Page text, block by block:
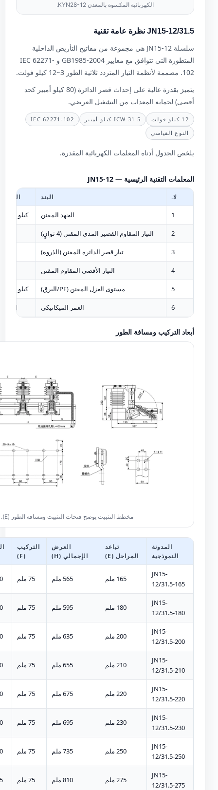
الكهربائية المكسوة بالمعدن KYN28-12.
JN15-12/31.5 نظرة عامة تقنية
سلسلة JN15-12 هي مجموعة من مفاتيح التأريض الداخلية
المتطورة التي تتوافق مع معايير GB1985-2004 و IEC 62271-
102. مصممة لأنظمة التيار المتردد ثلاثية الطور 3~12 كيلو فولت.
يتميز بقدرة عالية على إحداث قصر الدائرة (80 كيلو أمبير كحد
أقصى) لحماية المعدات من التشغيل العرضي.
12 كيلو فولت ICW 31.5 كيلو أمبير
IEC 62271-102
النوع القياسي
يلخص الجدول أدناه المعلمات الكهربائية المقدرة.
المعلمات التقنية الرئيسية — JN15-12
لا. البند الوحدة
1 الجهد المقنن كيلو فولت
2 التيار المقاوم القصير المدى المقنن (4 ثوانٍ)
3 تيار قصر الدائرة المقنن (الذروة)
4 التيار الأقصى المقاوم المقنن
5 مستوى العزل المقنن (PF/البرق) كيلو فولت
6 العمر الميكانيكي الزمن
أبعاد التركيب ومسافة الطور
مخطط التثبيت يوضح فتحات التثبيت ومسافة الطور (E).
المدونة
النموذجية
تباعد
المراحل (E)
العرض
الإجمالي (H)
التركيب
(F)
JN15-
12/31.5-165
165 ملم 565 ملم 75 ملم
JN15-
12/31.5-180
180 ملم 595 ملم 75 ملم
JN15-
12/31.5-200
200 ملم 635 ملم 75 ملم
JN15-
12/31.5-210
210 ملم 655 ملم 75 ملم
JN15-
12/31.5-220
220 ملم 675 ملم 75 ملم
JN15-
12/31.5-230
230 ملم 695 ملم 75 ملم
JN15-
12/31.5-250
250 ملم 735 ملم 75 ملم
JN15-
12/31.5-275
275 ملم 810 ملم 75 ملم